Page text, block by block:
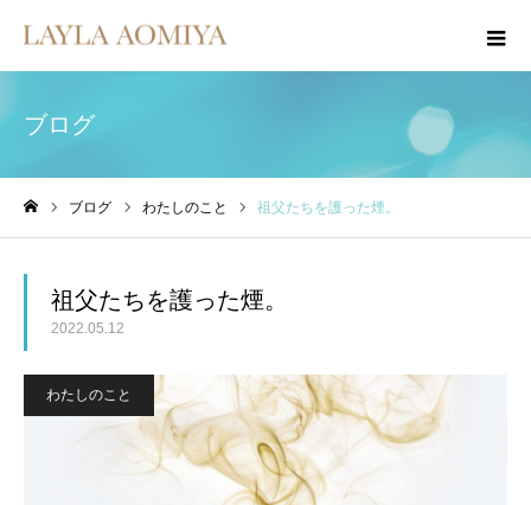
ブログ
ブログ わたしのこと 祖父たちを護った煙。
祖父たちを護った煙。
2022.05.12
わたしのこと